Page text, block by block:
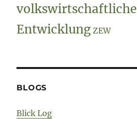
volkswirtschaftliche
Entwicklung ZEW
BLOGS
Blick Log